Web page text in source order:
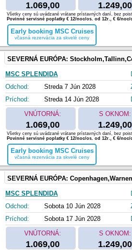
1.069,00 1.249,00
Early booking MSC Cruises
včasná rezervácia za skvelé ceny
Všetky ceny sú uvádzané vrátane prístavných daní, bez
Povinné servisné poplatky € 12/noc/os. od 12r., € 6/
SEVERNÁ EURÓPA:
MSC SPLENDIDA
Odchod:
Streda 7 Jún 2028
Príchod:
Streda 14 Jún 2028
VNÚTORNÁ:
1.069,00
S OKNOM:
1.249,00
Early booking MSC Cruises
včasná rezervácia za skvelé ceny
Všetky ceny sú uvádzané vrátane prístavných daní, bez
Povinné servisné poplatky € 12/noc/os. od 12r., € 6/
SEVERNÁ EURÓPA:
MSC SPLENDIDA
Odchod:
Sobota 10 Jún 2028
Príchod:
Sobota 17 Jún 2028
VNÚTORNÁ:
1.069,00
S OKNOM:
1.249,00